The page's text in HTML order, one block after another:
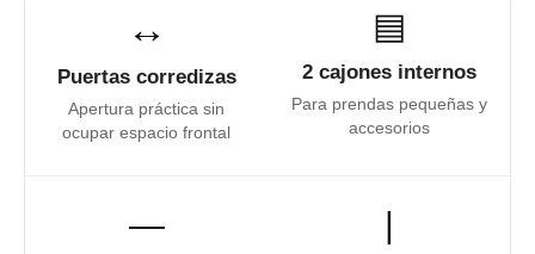
↔
Puertas corredizas
Apertura práctica sin
ocupar espacio frontal
▤
2 cajones internos
Para prendas pequeñas y
accesorios
― |